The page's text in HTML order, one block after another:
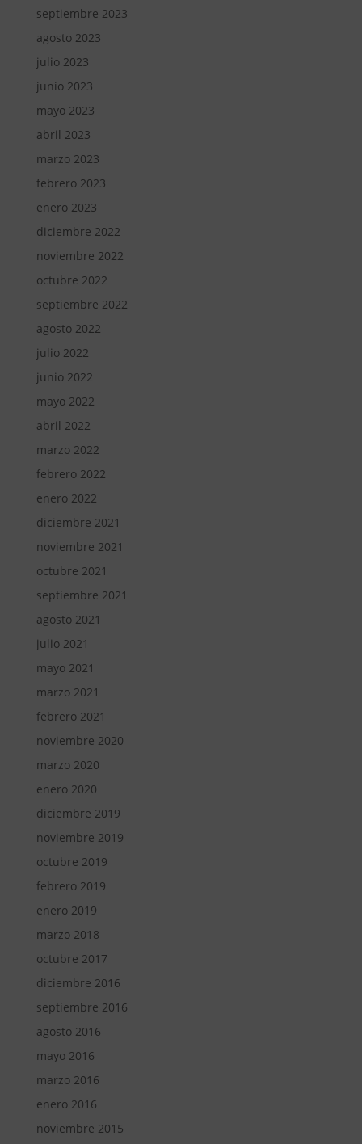
septiembre 2023
agosto 2023
julio 2023
junio 2023
mayo 2023
abril 2023
marzo 2023
febrero 2023
enero 2023
diciembre 2022
noviembre 2022
octubre 2022
septiembre 2022
agosto 2022
julio 2022
junio 2022
mayo 2022
abril 2022
marzo 2022
febrero 2022
enero 2022
diciembre 2021
noviembre 2021
octubre 2021
septiembre 2021
agosto 2021
julio 2021
mayo 2021
marzo 2021
febrero 2021
noviembre 2020
marzo 2020
enero 2020
diciembre 2019
noviembre 2019
octubre 2019
febrero 2019
enero 2019
marzo 2018
octubre 2017
diciembre 2016
septiembre 2016
agosto 2016
mayo 2016
marzo 2016
enero 2016
noviembre 2015